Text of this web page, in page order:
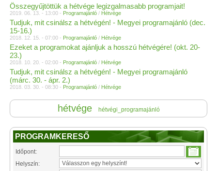
Összegyűjtöttük a hétvége legizgalmasabb programjait!
2019. 06. 13. - 13:00 - Programajánló / Hétvége
Tudjuk, mit csinálsz a hétvégén! - Megyei programajánló (dec.
15-16.)
2018. 12. 15. - 07:00 - Programajánló / Hétvége
Ezeket a programokat ajánljuk a hosszú hétvégére! (okt. 20-
23.)
2018. 10. 20. - 02:00 - Programajánló / Hétvége
Tudjuk, mit csinálsz a hétvégén! - Megyei programajánló
(márc. 30. - ápr. 2.)
2018. 03. 30. - 08:30 - Programajánló / Hétvége
hétvége hétvégi_programajánló
PROGRAMKERESŐ
Időpont:
Helyszín: